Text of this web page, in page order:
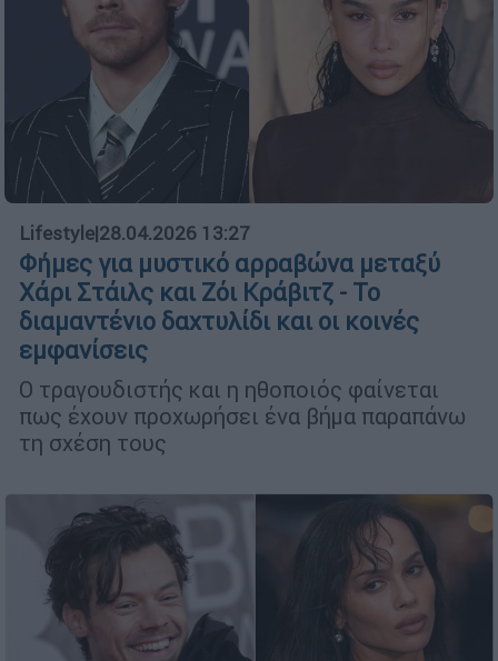
Lifestyle|28.04.2026 13:27
Φήμες για μυστικό αρραβώνα μεταξύ
Χάρι Στάιλς και Ζόι Κράβιτζ - Το
διαμαντένιο δαχτυλίδι και οι κοινές
εμφανίσεις
Ο τραγουδιστής και η ηθοποιός φαίνεται
πως έχουν προχωρήσει ένα βήμα παραπάνω
τη σχέση τους